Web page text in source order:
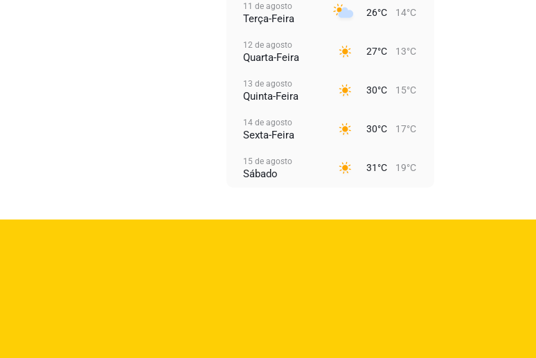
11 de agosto
Terça-Feira 26°C 14°C
12 de agosto
Quarta-Feira 27°C 13°C
13 de agosto
Quinta-Feira 30°C 15°C
14 de agosto
Sexta-Feira 30°C 17°C
15 de agosto
Sábado 31°C 19°C